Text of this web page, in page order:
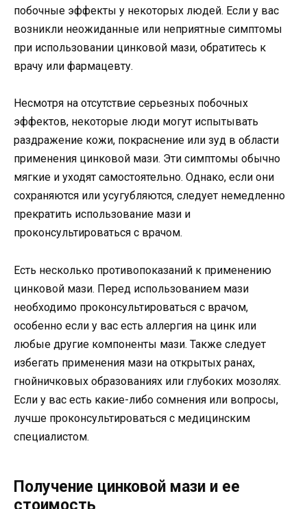
побочные эффекты у некоторых людей. Если у вас
возникли неожиданные или неприятные симптомы
при использовании цинковой мази, обратитесь к
врачу или фармацевту.
Несмотря на отсутствие серьезных побочных
эффектов, некоторые люди могут испытывать
раздражение кожи, покраснение или зуд в области
применения цинковой мази. Эти симптомы обычно
мягкие и уходят самостоятельно. Однако, если они
сохраняются или усугубляются, следует немедленно
прекратить использование мази и
проконсультироваться с врачом.
Есть несколько противопоказаний к применению
цинковой мази. Перед использованием мази
необходимо проконсультироваться с врачом,
особенно если у вас есть аллергия на цинк или
любые другие компоненты мази. Также следует
избегать применения мази на открытых ранах,
гнойничковых образованиях или глубоких мозолях.
Если у вас есть какие-либо сомнения или вопросы,
лучше проконсультироваться с медицинским
специалистом.
Получение цинковой мази и ее
стоимость